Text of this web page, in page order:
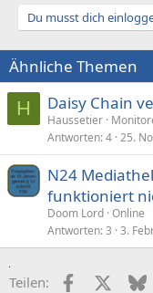
Du musst dich
Ähnliche Themen
H Daisy Chain
Haussetier
Antworten 4 25.
N24
funktioniert
Doom Lord Online
Antworten 3 3.
Teilen: Facebook
X